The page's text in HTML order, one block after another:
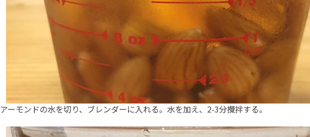
アーモンドの水を切り、ブレンダーに入れる。水を加え、2-3分攪拌する。